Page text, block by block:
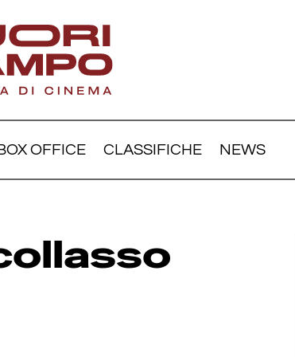
OFFICE CLASSIFICHE NEWS
– il collasso della